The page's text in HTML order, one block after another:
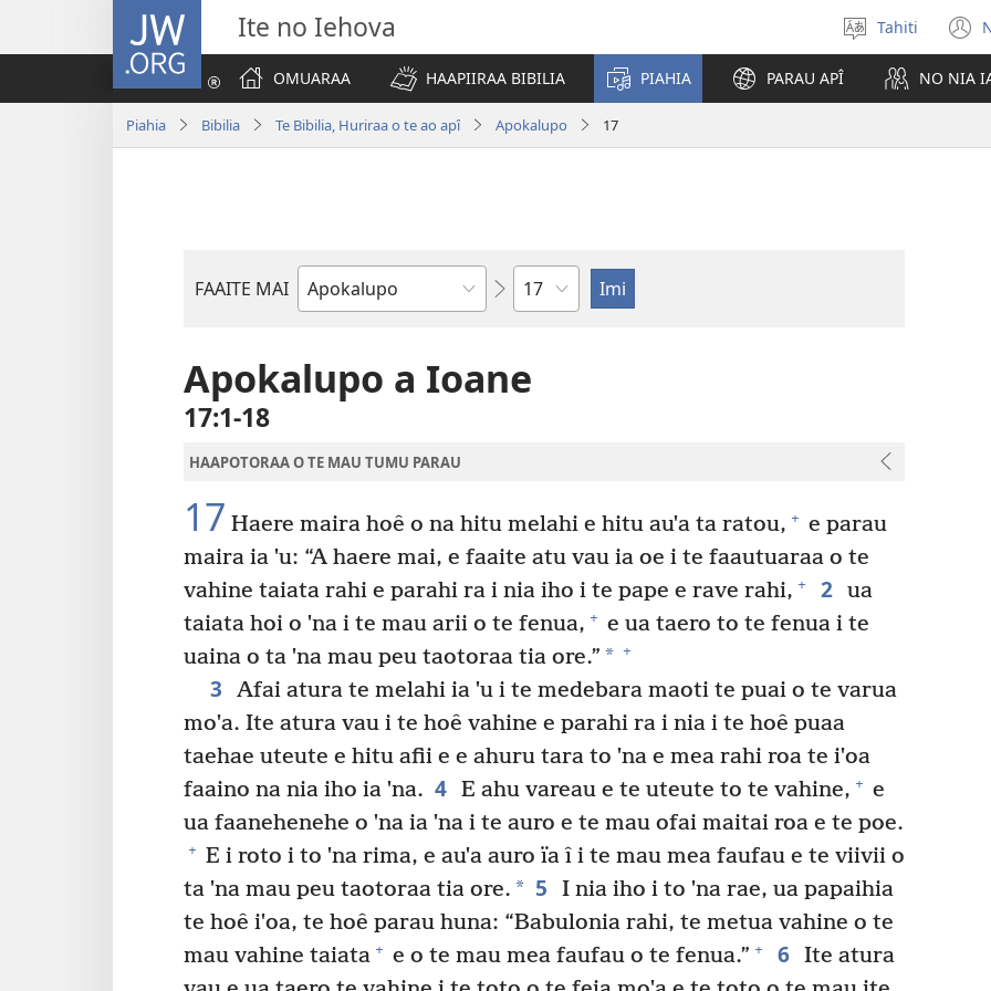
JW.ORG Ite no Iehova
Maiti
te
reo
Tahiti
OMUARAA
HAAPIIRAA BIBILIA PIAHIA PARAU APÎ NO NIA
Piahia Bibilia Te Bibilia, Huriraa o te ao apî Apokalupo 17
FAAITE MAI
Buka
te
Bibilia
Pene
Apokalupo a Ioane
17:1-18
HAAPOTORAA O TE MAU TUMU PARAU
17 Haere maira hoê o na hitu melahi e hitu auˈa ta ratou, + e parau
maira ia ˈu: “A haere mai, e faaite atu vau ia oe i te faautuaraa o te
vahine taiata rahi e parahi ra i nia iho i te pape e rave rahi, + 2 ua
taiata hoi o ˈna i te mau arii o te fenua, + e ua taero to te fenua i te
uaina o ta ˈna mau peu taotoraa tia ore.” * +
3
Afai atura te melahi ia ˈu i te medebara maoti te puai o te varua
moˈa. Ite atura vau i te hoê vahine e parahi ra i nia i te hoê puaa
taehae uteute e hitu afii e e ahuru tara to ˈna e mea rahi roa te iˈoa
faaino na nia iho ia ˈna. 4 E ahu vareau e te uteute to te vahine, + e
ua faanehenehe o ˈna ia ˈna i te auro e te mau ofai maitai roa e te poe.
+ E i roto i to ˈna rima, e auˈa auro ïa î i te mau mea faufau e te viivii o
ta ˈna mau peu taotoraa tia ore. * 5
I nia iho i to ˈna rae, ua papaihia
te hoê iˈoa, te hoê parau huna: “Babulonia rahi, te metua vahine o te
mau vahine taiata + e o te mau mea faufau o te fenua.” + 6 Ite atura